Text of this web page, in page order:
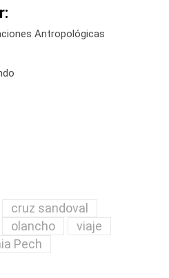
Antropológicas
cruz sandoval
olancho
viaje
Pech